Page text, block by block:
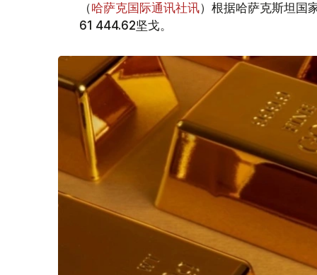
（哈萨克国际通讯社讯）根据哈萨克斯坦国
61 444.62坚戈。